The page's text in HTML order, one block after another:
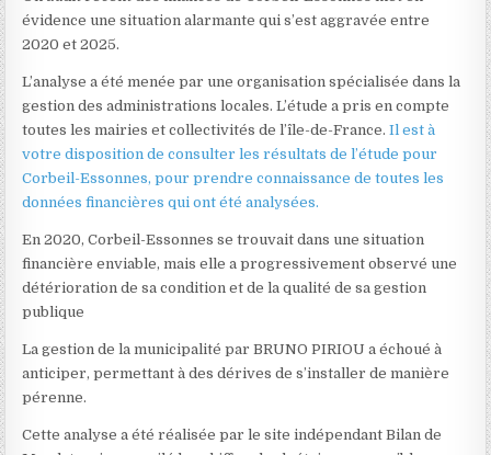
évidence une situation alarmante qui s’est aggravée entre
2020 et 2025.
L’analyse a été menée par une organisation spécialisée dans la
gestion des administrations locales. L’étude a pris en compte
toutes les mairies et collectivités de l’île-de-France.Il est à
votre disposition de consulter les résultats de l’étude pour
Corbeil-Essonnes, pour prendre connaissance de toutes les
données financières qui ont été analysées.
En 2020, Corbeil-Essonnes se trouvait dans une situation
financière enviable, mais elle a progressivement observé une
détérioration de sa condition et de la qualité de sa gestion
publique
La gestion de la municipalité par BRUNO PIRIOU a échoué à
anticiper, permettant à des dérives de s’installer de manière
pérenne.
Cette analyse a été réalisée par le site indépendant Bilan de